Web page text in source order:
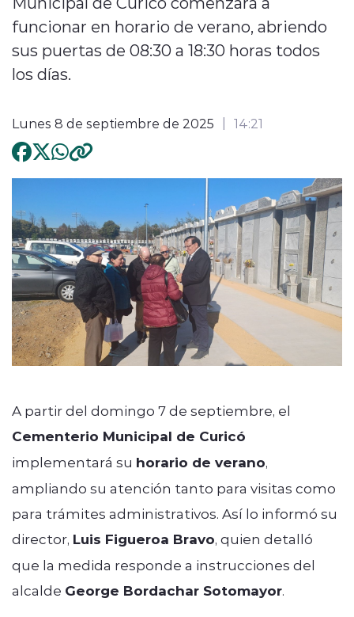
funcionar en horario de verano, abriendo
sus puertas de 08:30 a 18:30 horas todos
los días.
Lunes 8 de septiembre de 2025 14:21
A partir del domingo 7 de septiembre, el
Cementerio Municipal de Curicó
implementará su horario de verano,
ampliando su atención tanto para visitas como
para trámites administrativos. Así lo informó su
director, Luis Figueroa Bravo, quien detalló
que la medida responde a instrucciones del
alcalde George Bordachar Sotomayor.